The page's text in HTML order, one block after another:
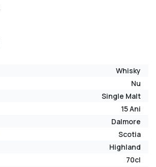
Whisky
Nu
Single Malt
15 Ani
Dalmore
Scotia
Highland
70cl